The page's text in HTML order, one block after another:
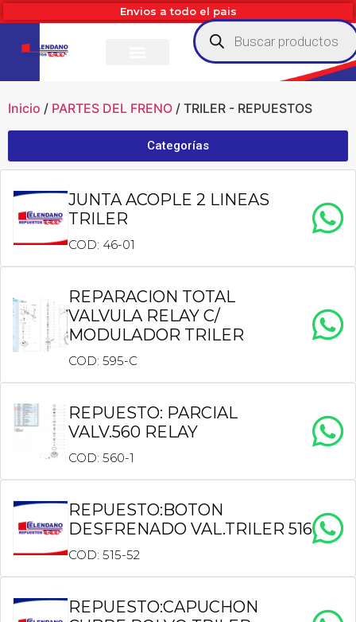
Envios a todo el pais
Inicio / PARTES DEL FRENO / TRILER - REPUESTOS
Categorías
JUNTA ACOPLE 2 LINEAS
TRILER
COD: 46-01
REPARACION TOTAL
VALVULA RELAY C/
MODULADOR TRILER
COD: 595-C
REPUESTO: PARCIAL
VALV.560 RELAY
COD: 560-1
REPUESTO:BOTON
DESFRENADO VAL.TRILER 516
COD: 515-52
REPUESTO:CAPUCHON